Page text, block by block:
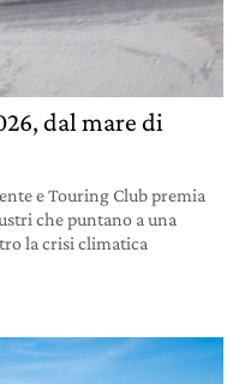
dal mare di
e Touring Club premia
che puntano a una
la crisi climatica